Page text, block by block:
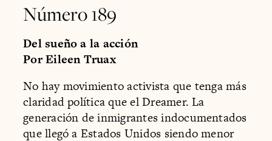
Número 189
Del sueño a la acción
Por Eileen Truax
No hay movimiento activista que tenga más
claridad política que el Dreamer. La
generación de inmigrantes indocumentados
que llegó a Estados Unidos siendo menor